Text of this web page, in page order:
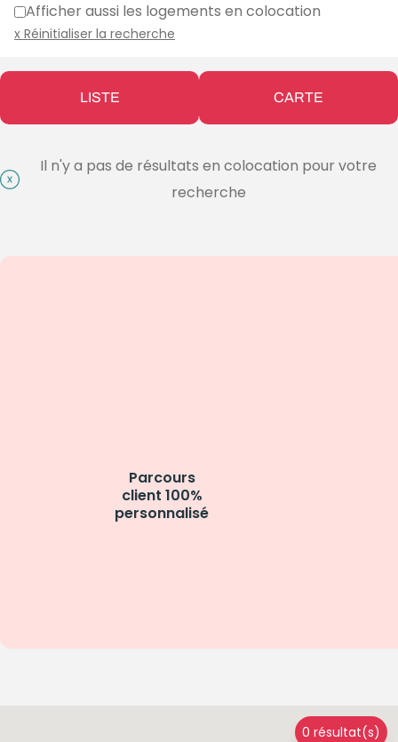
Afficher aussi les logements en colocation
x Réinitialiser la recherche
LISTE CARTE
Il n'y a pas de résultats en colocation pour votre
recherche
Parcours
client 100%
personnalisé
0 résultat(s)